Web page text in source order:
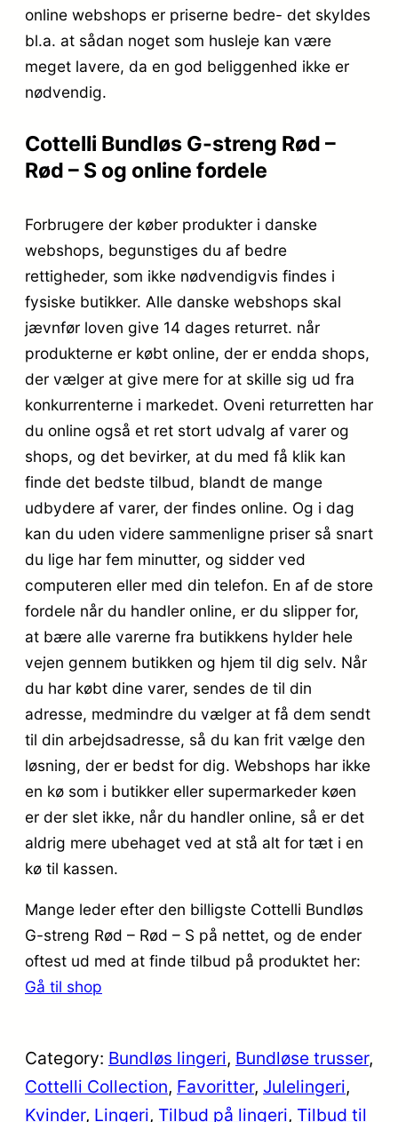
online webshops er priserne bedre- det skyldes
bl.a. at sådan noget som husleje kan være
meget lavere, da en god beliggenhed ikke er
nødvendig.
Cottelli Bundløs G-streng Rød –
Rød – S og online fordele
Forbrugere der køber produkter i danske
webshops, begunstiges du af bedre
rettigheder, som ikke nødvendigvis findes i
fysiske butikker. Alle danske webshops skal
jævnfør loven give 14 dages returret. når
produkterne er købt online, der er endda shops,
der vælger at give mere for at skille sig ud fra
konkurrenterne i markedet. Oveni returretten har
du online også et ret stort udvalg af varer og
shops, og det bevirker, at du med få klik kan
finde det bedste tilbud, blandt de mange
udbydere af varer, der findes online. Og i dag
kan du uden videre sammenligne priser så snart
du lige har fem minutter, og sidder ved
computeren eller med din telefon. En af de store
fordele når du handler online, er du slipper for,
at bære alle varerne fra butikkens hylder hele
vejen gennem butikken og hjem til dig selv. Når
du har købt dine varer, sendes de til din
adresse, medmindre du vælger at få dem sendt
til din arbejdsadresse, så du kan frit vælge den
løsning, der er bedst for dig. Webshops har ikke
en kø som i butikker eller supermarkeder køen
er der slet ikke, når du handler online, så er det
aldrig mere ubehaget ved at stå alt for tæt i en
kø til kassen.
Mange leder efter den billigste Cottelli Bundløs
G-streng Rød – Rød – S på nettet, og de ender
oftest ud med at finde tilbud på produktet her:
Gå til shop
Category: Bundløs lingeri, Bundløse trusser
Cottelli Collection, Favoritter, Julelingeri
Kvinder, Lingeri, Tilbud på lingeri, Tilbud til